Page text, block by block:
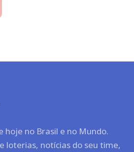
hoje no Brasil e no Mundo.
loterias, notícias do seu time,